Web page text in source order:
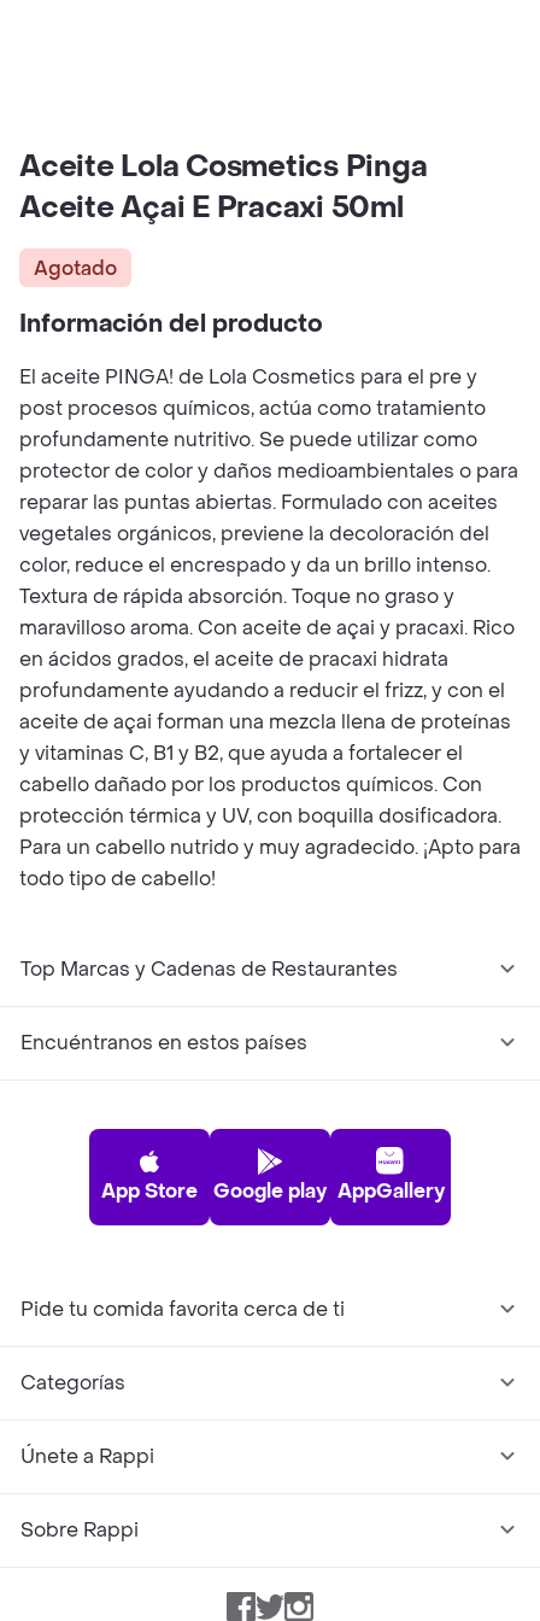
Aceite Lola Cosmetics Pinga
Aceite Açai E Pracaxi 50ml
Agotado
Información del producto
El aceite PINGA! de Lola Cosmetics para el pre y
post procesos químicos, actúa como tratamiento
profundamente nutritivo. Se puede utilizar como
protector de color y daños medioambientales o para
reparar las puntas abiertas. Formulado con aceites
vegetales orgánicos, previene la decoloración del
color, reduce el encrespado y da un brillo intenso.
Textura de rápida absorción. Toque no graso y
maravilloso aroma. Con aceite de açai y pracaxi. Rico
en ácidos grados, el aceite de pracaxi hidrata
profundamente ayudando a reducir el frizz, y con el
aceite de açai forman una mezcla llena de proteínas
y vitaminas C, B1 y B2, que ayuda a fortalecer el
cabello dañado por los productos químicos. Con
protección térmica y UV, con boquilla dosificadora.
Para un cabello nutrido y muy agradecido. ¡Apto para
todo tipo de cabello!
Top Marcas y Cadenas de Restaurantes
Encuéntranos en estos países
App Store Google play AppGallery
Pide tu comida favorita cerca de ti
Categorías
Únete a Rappi
Sobre Rappi
Facebook
TwitterInstagram